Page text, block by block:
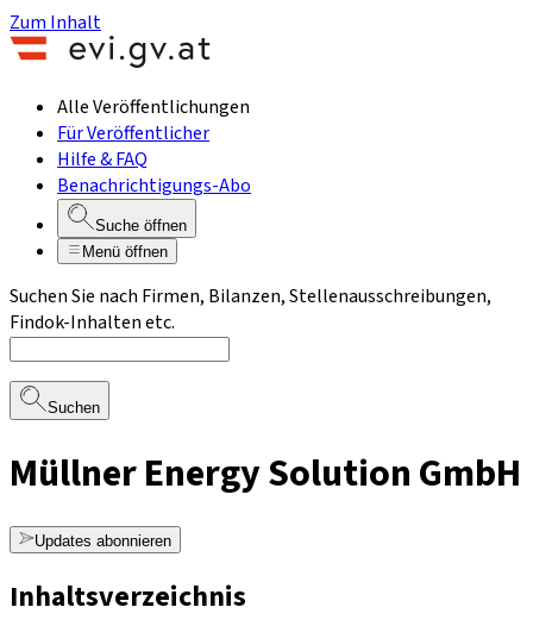
Zum Inhalt
Alle Veröffentlichungen
Für Veröffentlicher
Hilfe & FAQ
Benachrichtigungs-Abo
Suche öffnen
Menü öffnen
Suchen Sie nach Firmen, Bilanzen, Stellenausschreibungen,
Findok-Inhalten etc.
Suchen
Müllner Energy Solution GmbH
Updates abonnieren
Inhaltsverzeichnis